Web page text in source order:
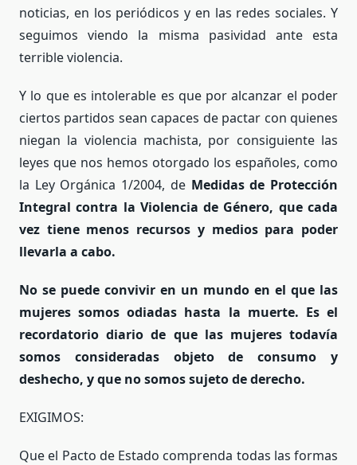
noticias, en los periódicos y en las redes sociales. Y
seguimos viendo la misma pasividad ante esta
terrible violencia.
Y lo que es intolerable es que por alcanzar el poder
ciertos partidos sean capaces de pactar con quienes
niegan la violencia machista, por consiguiente las
leyes que nos hemos otorgado los españoles, como
la Ley Orgánica 1/2004, de Medidas de Protección
Integral contra la Violencia de Género, que cada
vez tiene menos recursos y medios para poder
llevarla a cabo.
No se puede convivir en un mundo en el que las
mujeres somos odiadas hasta la muerte. Es el
recordatorio diario de que las mujeres todavía
somos consideradas objeto de consumo y
deshecho, y que no somos sujeto de derecho.
EXIGIMOS:
Que el Pacto de Estado comprenda todas las formas